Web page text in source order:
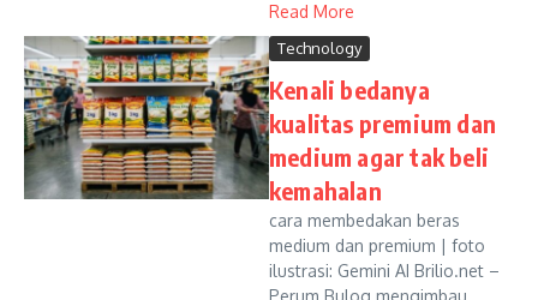
Read More
Technology
Kenali bedanya
kualitas premium dan
medium agar tak beli
kemahalan
cara membedakan beras
medium dan premium | foto
ilustrasi: Gemini AI Brilio.net –
Perum Bulog mengimbau